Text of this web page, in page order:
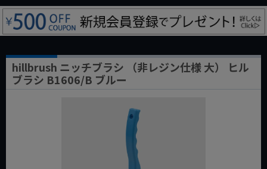
hillbrush ニッチブラシ （非レジン仕様 大） ヒル
ブラシ B1606/B ブルー